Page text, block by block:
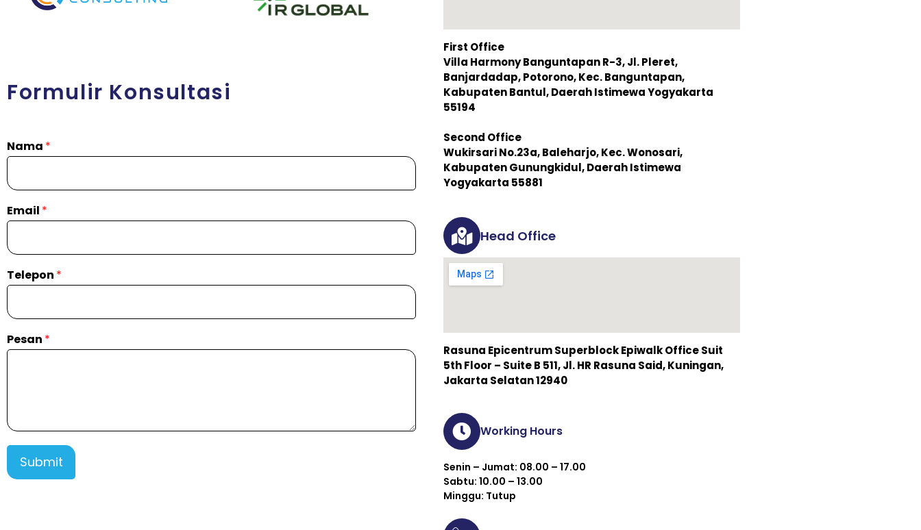
Formulir Konsultasi
Nama *
Email *
Telepon *
Pesan *
Submit
First Office
Villa Harmony Banguntapan R-3, Jl. Pleret,
Banjardadap, Potorono, Kec. Banguntapan,
Kabupaten Bantul, Daerah Istimewa Yogyakarta
55194
Second Office
Wukirsari No.23a, Baleharjo, Kec. Wonosari,
Kabupaten Gunungkidul, Daerah Istimewa
Yogyakarta 55881
Head Office
Rasuna Epicentrum Superblock Epiwalk Office Suit
5th Floor – Suite B 511, Jl. HR Rasuna Said, Kuningan,
Jakarta Selatan 12940
Working Hours
Senin – Jumat: 08.00 – 17.00
Sabtu: 10.00 – 13.00
Minggu: Tutup